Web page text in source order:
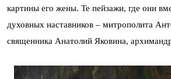
картины его жены. Те пейзажи, где они
духовных наставников – митрополита
священника Анатолий Яковина,